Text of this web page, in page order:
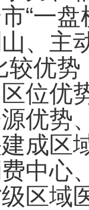
“一
、主
较优
位优
优势
成区
中心
区域